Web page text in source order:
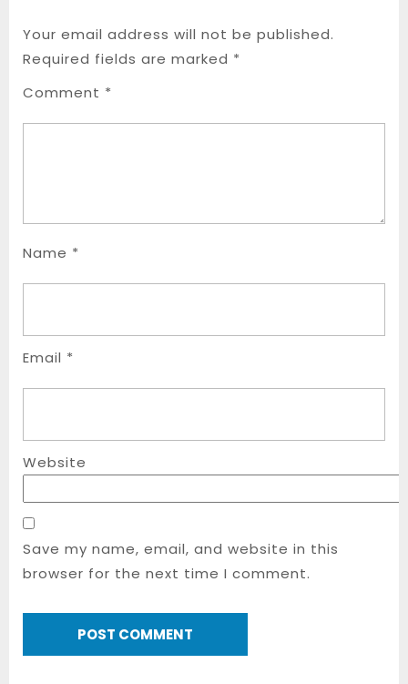
Your email address will not be published.
Required fields are marked *
Comment *
Name *
Email *
Website
Save my name, email, and website in this
browser for the next time I comment.